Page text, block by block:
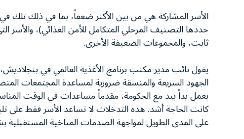
الأسر المشاركة هي من بين الأكثر ضعفاً، بما في ذلك تلك
حددها التصنيف المرحلي المتكامل للأمن الغذائي)، والأسر
ثابت، والمجموعات الضعيفة الأخرى.
يقول نائب مدير مكتب برنامج الأغذية العالمي في
الجهود السريعة والمنسقة ضرورية لمساعدة المجتمعات
يعمل يداً بيد مع الحكومة، مقدماً مساعدات في الوقت
كانت الحاجة أشد. هذه التدخلات لا تساعد الأسر فقط على
على المدى الطويل لمواجهة الصدمات المناخية